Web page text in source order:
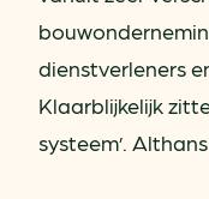
dienstverleners
Klaarblijkelijk
systeem’.